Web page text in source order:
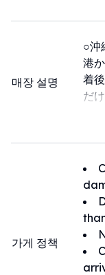
매장 설명
○沖
港
着
だ
方
○感
場
가게 정책